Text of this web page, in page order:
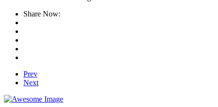
Share Now:
Prev
Next